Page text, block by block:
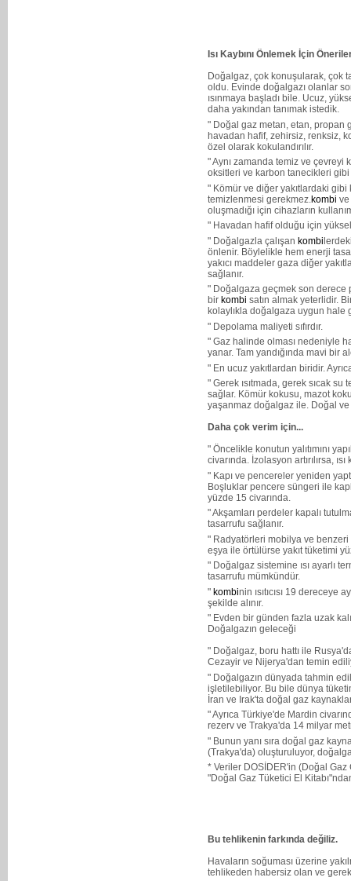
Isı Kaybını Önlemek İçin
Doğalgaz, çok konuşularak, çok
oldu. Evinde doğalgazı olanlar
ısınmaya başladı bile. Ucuz,
daha yakından tanımak istedik.
" Doğal gaz metan, etan, propan
havadan hafif, zehirsiz, renksiz,
özel olarak kokulandırılır.
" Aynı zamanda temiz ve çevreyi
oksitleri ve karbon tanecikleri
" Kömür ve diğer yakıtlardaki
temizlenmesi gerekmez. kombi ve
oluşmadığı için cihazların
" Havadan hafif olduğu için
" Doğalgazla çalışan kombi
önlenir. Böylelikle hem enerji
yakıcı maddeler gaza diğer
sağlanır.
" Doğalgaza geçmek son derece
bir kombi satın almak yeterlidir.
kolaylıkla doğalgaza uygun hale
" Depolama maliyeti sıfırdır.
" Gaz halinde olması nedeniyle
yanar. Tam yandığında mavi bir
" En ucuz yakıtlardan biridir.
" Gerek ısıtmada, gerek sıcak
sağlar. Kömür kokusu, mazot
yaşanmaz doğalgaz ile. Doğal ve
Daha çok verim için...
" Öncelikle konutun yalıtımını
civarında. İzolasyon artırılırsa, ısı
" Kapı ve pencereler yeniden
Boşluklar pencere süngeri ile
yüzde 15 civarında.
" Akşamları perdeler kapalı
tasarrufu sağlanır.
" Radyatörleri mobilya ve
eşya ile örtülürse yakıt tüketimi
" Doğalgaz sistemine ısı ayarlı
tasarrufu mümkündür.
" kombinin ısıtıcısı 19
şekilde alınır.
" Evden bir günden fazla uzak
Doğalgazın geleceği
" Doğalgaz, boru hattı ile
Cezayir ve Nijerya'dan temin
" Doğalgazın dünyada tahmin
işletilebiliyor. Bu bile dünya
İran ve Irak'ta doğal gaz
" Ayrıca Türkiye'de Mardin
rezerv ve Trakya'da 14 milyar
" Bunun yanı sıra doğal gaz
(Trakya'da) oluşturuluyor,
* Veriler DOSİDER'in (Doğal Gaz
"Doğal Gaz Tüketici El Kitabı"ndan
Bu tehlikenin farkında değiliz.
Havaların soğuması üzerine
tehlikeden habersiz olan ve